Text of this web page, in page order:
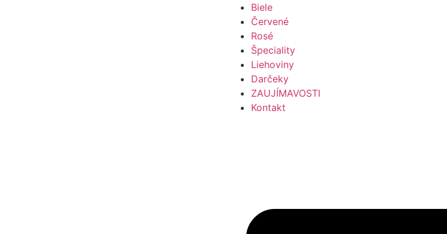
Biele
Červené
Rosé
Špeciality
Liehoviny
Darčeky
ZAUJÍMAVOSTI
Kontakt